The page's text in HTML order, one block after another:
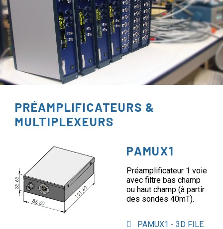
PRÉAMPLIFICATEURS &
MULTIPLEXEURS
PAMUX1
Préamplificateur 1 voie
avec filtre bas champ
ou haut champ (à partir
des sondes 40mT).
PAMUX1 - 3D FILE